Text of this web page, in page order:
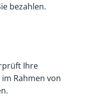
bezahlen.
Ihre
Rahmen von